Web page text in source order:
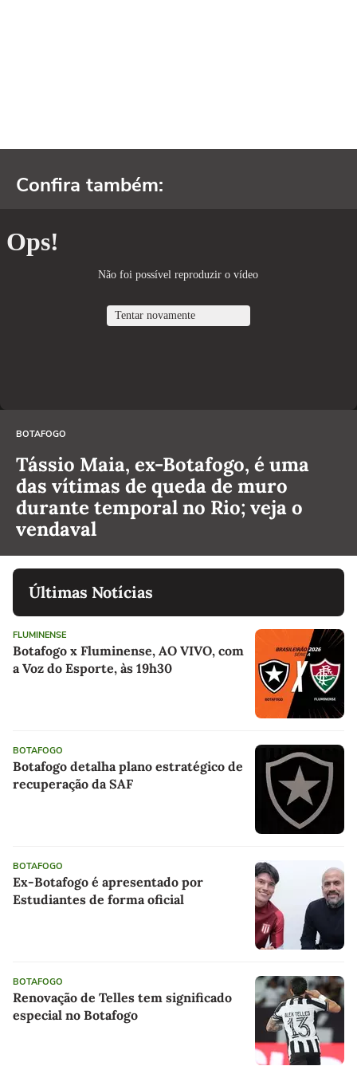
Confira também:
BOTAFOGO
Tássio Maia, ex-Botafogo, é uma
das vítimas de queda de muro
durante temporal no Rio; veja o
vendaval
Últimas Notícias
FLUMINENSE
Botafogo x Fluminense, AO VIVO, com
a Voz do Esporte, às 19h30
BOTAFOGO
Botafogo detalha plano estratégico de
recuperação da SAF
BOTAFOGO
Ex-Botafogo é apresentado por
Estudiantes de forma oficial
BOTAFOGO
Renovação de Telles tem significado
especial no Botafogo